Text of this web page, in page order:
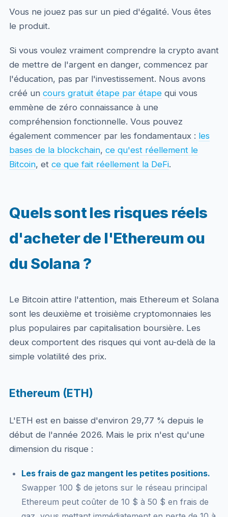
Vous ne jouez pas sur un pied d'égalité. Vous êtes
le produit.
Si vous voulez vraiment comprendre la crypto avant
de mettre de l'argent en danger, commencez par
l'éducation, pas par l'investissement. Nous avons
créé un cours gratuit étape par étapequi vous
emmène de zéro connaissance à une
compréhension fonctionnelle. Vous pouvez
également commencer par les fondamentaux : les
bases de la blockchain, ce qu'est réellement le
Bitcoin, et ce que fait réellement la DeFi.
Quels sont les risques réels
d'acheter de l'Ethereum ou
du Solana ?
Le Bitcoin attire l'attention, mais Ethereum et Solana
sont les deuxième et troisième cryptomonnaies les
plus populaires par capitalisation boursière. Les
deux comportent des risques qui vont au-delà de la
simple volatilité des prix.
Ethereum (ETH)
L'ETH est en baisse d'environ 29,77 % depuis le
début de l'année 2026. Mais le prix n'est qu'une
dimension du risque :
Les frais de gaz mangent les petites positions.
Swapper 100 $ de jetons sur le réseau principal
Ethereum peut coûter de 10 $ à 50 $ en frais de